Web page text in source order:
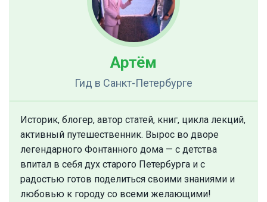
Артём
Гид в Санкт-Петербурге
Историк, блогер, автор статей, книг, цикла лекций,
активный путешественник. Вырос во дворе
легендарного Фонтанного дома — с детства
впитал в себя дух старого Петербурга и с
радостью готов поделиться своими знаниями и
любовью к городу со всеми желающими!